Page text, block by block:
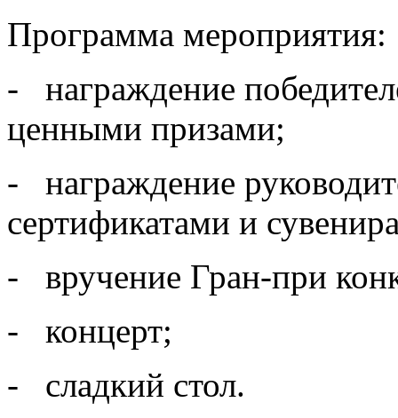
Программа мероприятия:
- награждение
ценными призами;
- награждение
сертификатами и
- вручение Гран-при
- концерт;
- сладкий стол.